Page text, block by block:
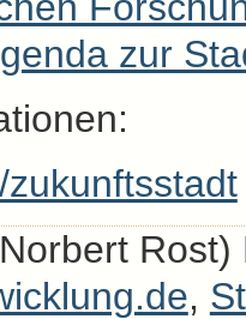
zur
Rost)
,